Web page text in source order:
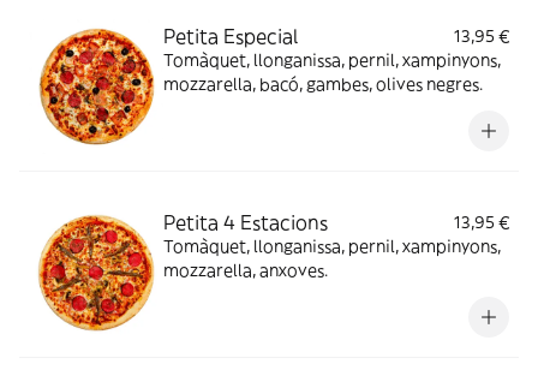
Petita Especial
13,95 €
Tomàquet, llonganissa, pernil, xampinyons,
mozzarella, bacó, gambes, olives negres.
Petita 4 Estacions
13,95 €
Tomàquet, llonganissa, pernil, xampinyons,
mozzarella, anxoves.